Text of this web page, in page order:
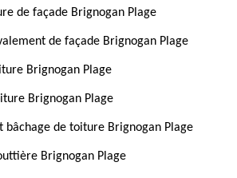
de façade Brignogan Plage
de façade Brignogan Plage
Brignogan Plage
Brignogan Plage
bâchage de toiture Brignogan Plage
Brignogan Plage